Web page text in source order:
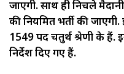
जाएगी. साथ ही निचले
की नियमित भर्ती की
1549 पद चतुर्थ श्रेणी के हैं.
निर्देश दिए गए हैं.